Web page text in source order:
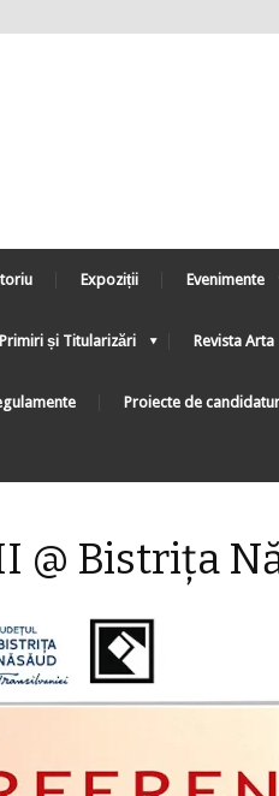
Expoziții Evenimente
Primiri și Titularizări Revista Arta
Proiecte de
@ Bistriţa